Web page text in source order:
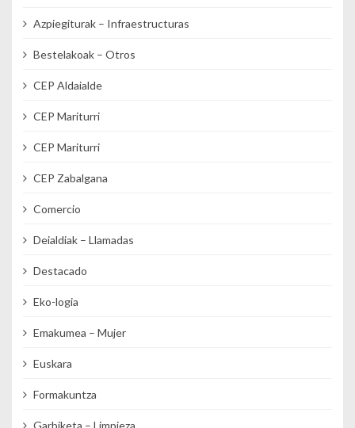
Azpiegiturak – Infraestructuras
Bestelakoak – Otros
CEP Aldaialde
CEP Mariturri
CEP Mariturri
CEP Zabalgana
Comercio
Deialdiak – Llamadas
Destacado
Eko-logia
Emakumea – Mujer
Euskara
Formakuntza
Garbiketa – Limpieza